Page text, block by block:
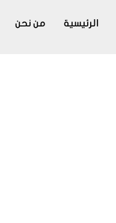
الرئيسية من نحن